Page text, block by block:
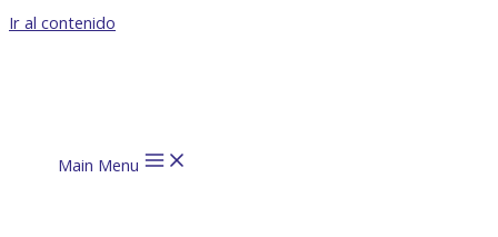
Ir al contenido
Main Menu